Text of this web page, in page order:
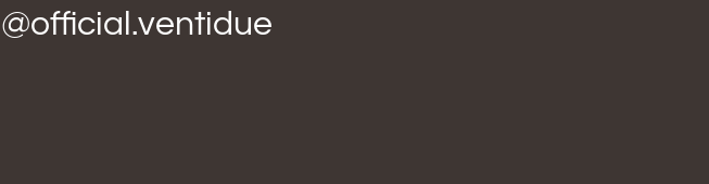
@official.ventidue